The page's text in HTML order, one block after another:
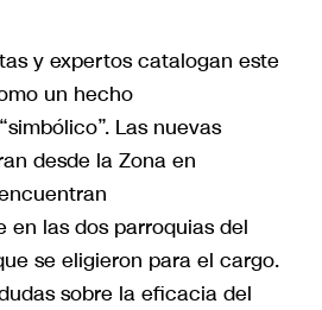
y expertos catalogan este
un hecho
Las nuevas
desde la Zona en
en las dos parroquias del
se eligieron para el cargo.
sobre la eficacia del